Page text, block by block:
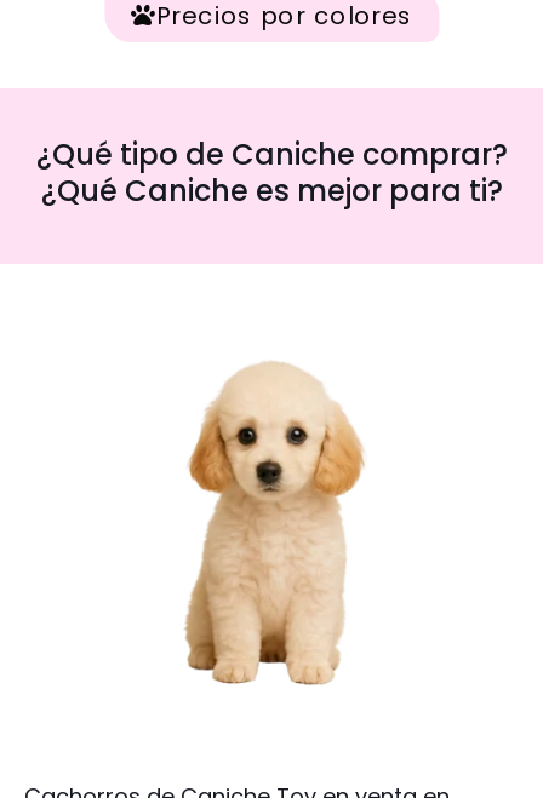
Precios por colores
¿Qué tipo de Caniche comprar?
¿Qué Caniche es mejor para ti?